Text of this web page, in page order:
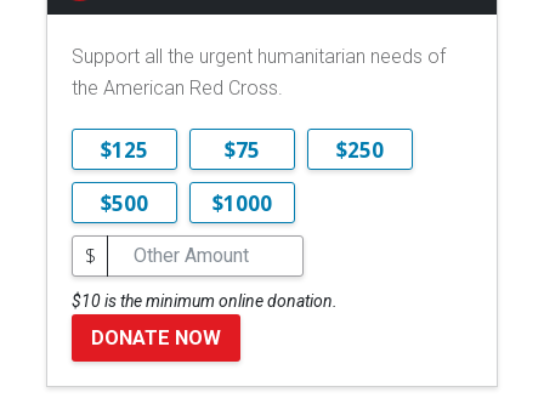
Support all the urgent humanitarian needs of
the American Red Cross.
$125 $75
$250
$500
$1000
$
$10 is the minimum online donation.
DONATE NOW